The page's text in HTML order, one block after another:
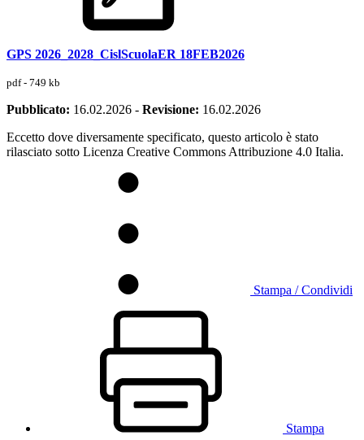
GPS 2026_2028_CislScuolaER 18FEB2026
pdf - 749 kb
Pubblicato: 16.02.2026 - Revisione: 16.02.2026
Eccetto dove diversamente specificato, questo articolo è stato
rilasciato sotto Licenza Creative Commons Attribuzione 4.0 Italia.
Stampa / Condividi
Stampa